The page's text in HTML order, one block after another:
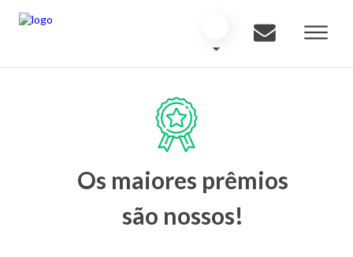
Os maiores prêmios
são nossos!